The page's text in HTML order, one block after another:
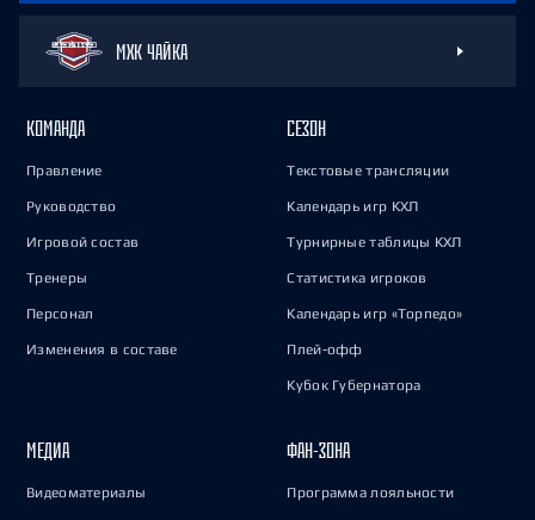
МХК ЧАЙКА
КОМАНДА
Правление
Руководство
Игровой состав
Тренеры
Персонал
Изменения в составе
СЕЗОН
Текстовые трансляции
Календарь игр КХЛ
Турнирные таблицы КХЛ
Статистика игроков
Календарь игр «Торпедо»
Плей-офф
Кубок Губернатора
МЕДИА
Видеоматериалы
ФАН-ЗОНА
Программа лояльности